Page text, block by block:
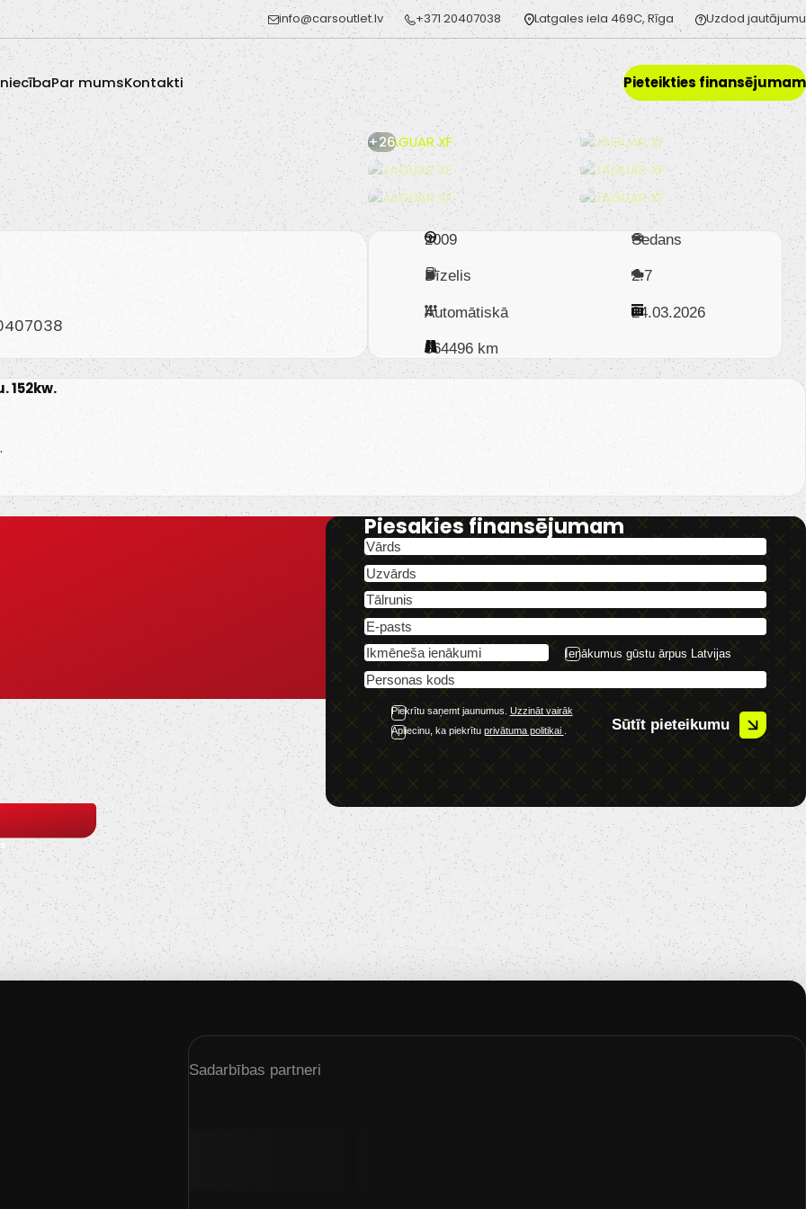
info@carsoutlet.lv +371 20407038 Latgales iela 469C, Rīga Uzdod jautājumu
Par mumsKontakti Pieteikties finansējumam
+26
2009 Sedans
Dīzelis 2.7
Automātiskā 24.03.2026
364496 km
152kw.
Piesakies finansējumam
Ienākumus gūstu ārpus Latvijas
Piekrītu saņemt jaunumus. Uzzināt vairāk
Apliecinu, ka piekrītu privātuma politikai Sūtīt pieteikumu
Sadarbības partneri